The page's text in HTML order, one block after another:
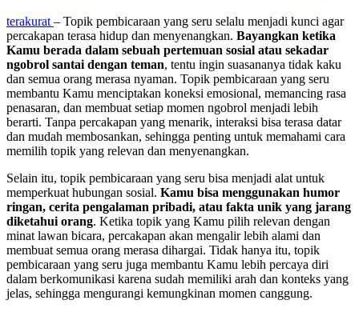
terakurat – Topik pembicaraan yang seru selalu menjadi kunci agar
percakapan terasa hidup dan menyenangkan. Bayangkan ketika
Kamu berada dalam sebuah pertemuan sosial atau sekadar
ngobrol santai dengan teman, tentu ingin suasananya tidak kaku
dan semua orang merasa nyaman. Topik pembicaraan yang seru
membantu Kamu menciptakan koneksi emosional, memancing rasa
penasaran, dan membuat setiap momen ngobrol menjadi lebih
berarti. Tanpa percakapan yang menarik, interaksi bisa terasa datar
dan mudah membosankan, sehingga penting untuk memahami cara
memilih topik yang relevan dan menyenangkan.
Selain itu, topik pembicaraan yang seru bisa menjadi alat untuk
memperkuat hubungan sosial. Kamu bisa menggunakan humor
ringan, cerita pengalaman pribadi, atau fakta unik yang jarang
diketahui orang. Ketika topik yang Kamu pilih relevan dengan
minat lawan bicara, percakapan akan mengalir lebih alami dan
membuat semua orang merasa dihargai. Tidak hanya itu, topik
pembicaraan yang seru juga membantu Kamu lebih percaya diri
dalam berkomunikasi karena sudah memiliki arah dan konteks yang
jelas, sehingga mengurangi kemungkinan momen canggung.